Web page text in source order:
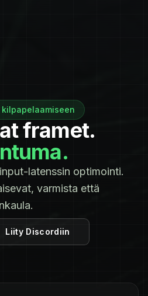
framet.
latenssin optimointi.
varmista että
Liity Discordiin